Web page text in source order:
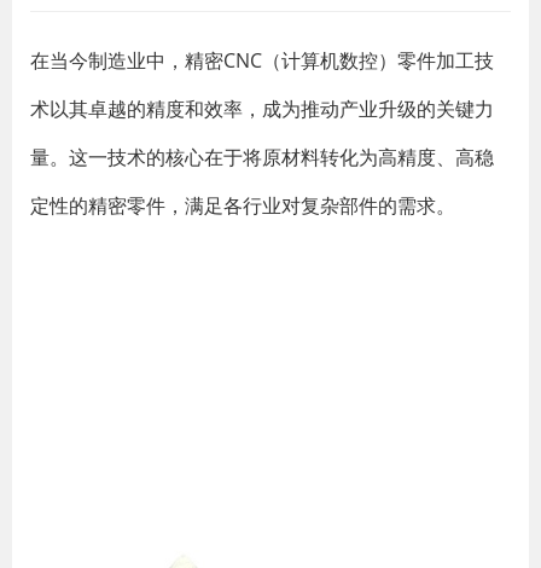
在当今制造业中，精密CNC（计算机数控）零件加工技
术以其卓越的精度和效率，成为推动产业升级的关键力
量。这一技术的核心在于将原材料转化为高精度、高稳
定性的精密零件，满足各行业对复杂部件的需求。